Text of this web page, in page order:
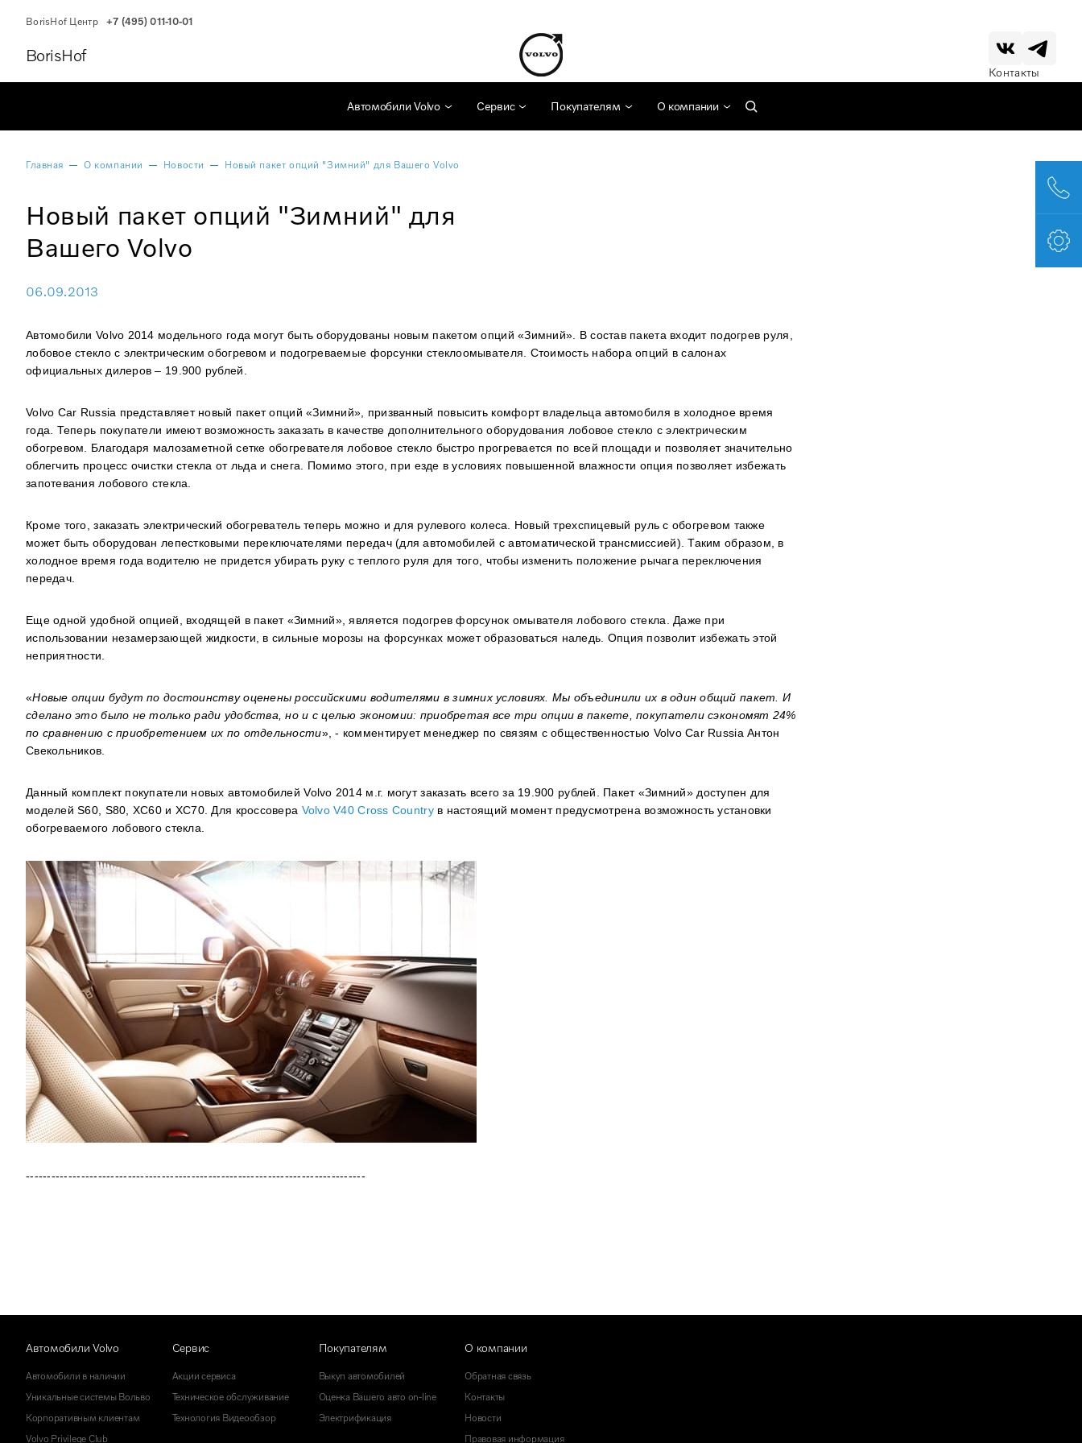
BorisHof Центр +7 (495) 011-10-01
BorisHof
Контакты
Автомобили Volvo Сервис Покупателям О компании
Главная О компании Новости Новый пакет опций "Зимний" для Вашего Volvo
Новый пакет опций "Зимний" для
Вашего Volvo
06.09.2013
Автомобили Volvo 2014 модельного года могут быть оборудованы новым пакетом опций «Зимний». В состав пакета входит подогрев руля,
лобовое стекло с электрическим обогревом и подогреваемые форсунки стеклоомывателя. Cтоимость набора опций в салонах
официальных дилеров – 19.900 рублей.
Volvo Car Russia представляет новый пакет опций «Зимний», призванный повысить комфорт владельца автомобиля в холодное время
года. Теперь покупатели имеют возможность заказать в качестве дополнительного оборудования лобовое стекло с электрическим
обогревом. Благодаря малозаметной сетке обогревателя лобовое стекло быстро прогревается по всей площади и позволяет значительно
облегчить процесс очистки стекла от льда и снега. Помимо этого, при езде в условиях повышенной влажности опция позволяет избежать
запотевания лобового стекла.
Кроме того, заказать электрический обогреватель теперь можно и для рулевого колеса. Новый трехспицевый руль с обогревом также
может быть оборудован лепестковыми переключателями передач (для автомобилей с автоматической трансмиссией). Таким образом, в
холодное время года водителю не придется убирать руку с теплого руля для того, чтобы изменить положение рычага переключения
передач.
Еще одной удобной опцией, входящей в пакет «Зимний», является подогрев форсунок омывателя лобового стекла. Даже при
использовании незамерзающей жидкости, в сильные морозы на форсунках может образоваться наледь. Опция позволит избежать этой
неприятности.
«Новые опции будут по достоинству оценены российскими водителями в зимних условиях. Мы объединили их в один общий пакет. И
сделано это было не только ради удобства, но и с целью экономии: приобретая все три опции в пакете, покупатели сэкономят 24%
по сравнению с приобретением их по отдельности», - комментирует менеджер по связям с общественностью Volvo Car Russia Антон
Свекольников.
Данный комплект покупатели новых автомобилей Volvo 2014 м.г. могут заказать всего за 19.900 рублей. Пакет «Зимний» доступен для
моделей S60, S80, XC60 и XC70. Для кроссовера Volvo V40 Cross Countryв настоящий момент предусмотрена возможность установки
обогреваемого лобового стекла.
--------------------------------------------------------------------------------
Автомобили Volvo
Автомобили в наличии
Уникальные системы Вольво
Корпоративным клиентам
Volvo Privilege Club
Сервис
Акции сервиса
Техническое обслуживание
Технология Видеообзор
Покупателям
Выкуп автомобилей
Оценка Вашего авто on-line
Электрификация
О компании
Обратная связь
Контакты
Новости
Правовая информация